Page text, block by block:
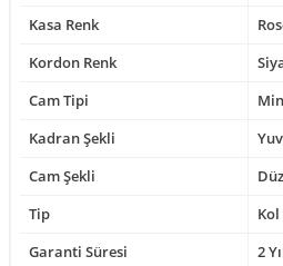
Kasa Renk
Kordon Renk
Cam Tipi
Kadran Şekli
Cam Şekli
Düz
Tip
Garanti Süresi
2